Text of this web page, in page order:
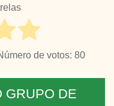
de votos: 80
GRUPO DE